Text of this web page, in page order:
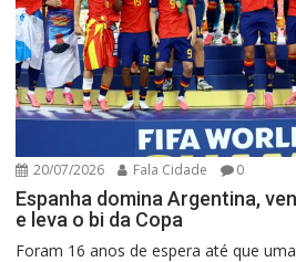
20/07/2026 Fala Cidade 0
Espanha domina Argentina,
e leva o bi da Copa
Foram 16 anos de espera até que